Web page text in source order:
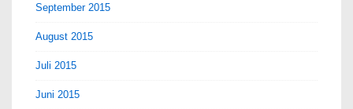
September 2015
August 2015
Juli 2015
Juni 2015